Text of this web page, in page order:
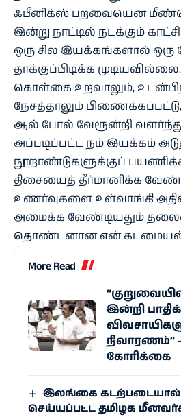
ஃபீனிக்ஸ் பறவையென
இன்று நாட்டில் நடக்கும்
ஒரு சில இயக்கங்களால்
தாக்குப்பிடிக்க
கொள்கை உறவாலும்,
நேசத்தாலும் பிணைக்கப்பட்டு,
ஆல் போல் வேரூன்றி வளர்ந்து
அப்படிப்பட்ட நம் இயக்கம்
நூறாண்டுகளுக்குப்
திசையைத் தீர்மானிக்க
உணர்வுகளை உள்வாங்கி
அமைக்க வேண்டியதும்
தொண்டனான என்
More Read
இன்றி
நிவாரணம்”
கோரிக்கை
இலங்கை கடற்படையால்
செய்யப்பட்ட தமிழக